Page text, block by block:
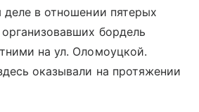
деле в отношении пятерых
бордель
на ул. Оломоуцкой.
оказывали на протяжении